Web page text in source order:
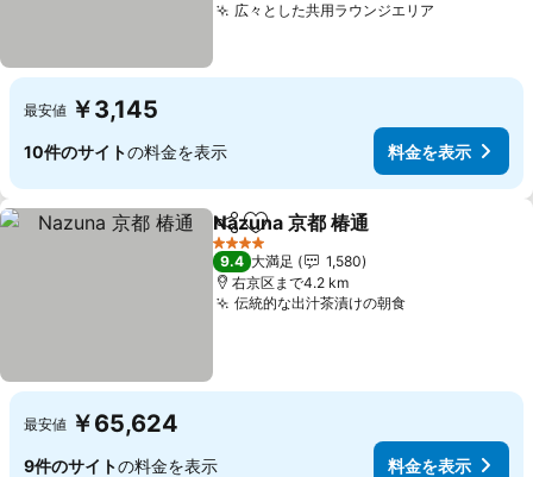
広々とした共用ラウンジエリア
最安値 ￥3,145
10件のサイトの料金を表示 料金を表示
シェアお気に入りに追加
Nazuna 京都 椿通
4 ホテルのランク
9.4 大満足
1,580
右京区まで4.2 km
伝統的な出汁茶漬けの朝食料金を表示
最安値 ￥65,624
9件のサイトの料金を表示 料金を表示